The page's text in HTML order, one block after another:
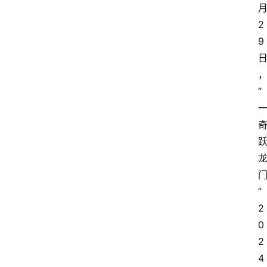
月
2
9
日
，
“
一
奇
跃
龙
门
”
2
0
2
4